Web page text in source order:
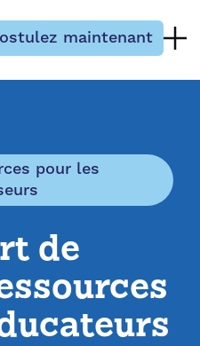
maintenant
pour les
de